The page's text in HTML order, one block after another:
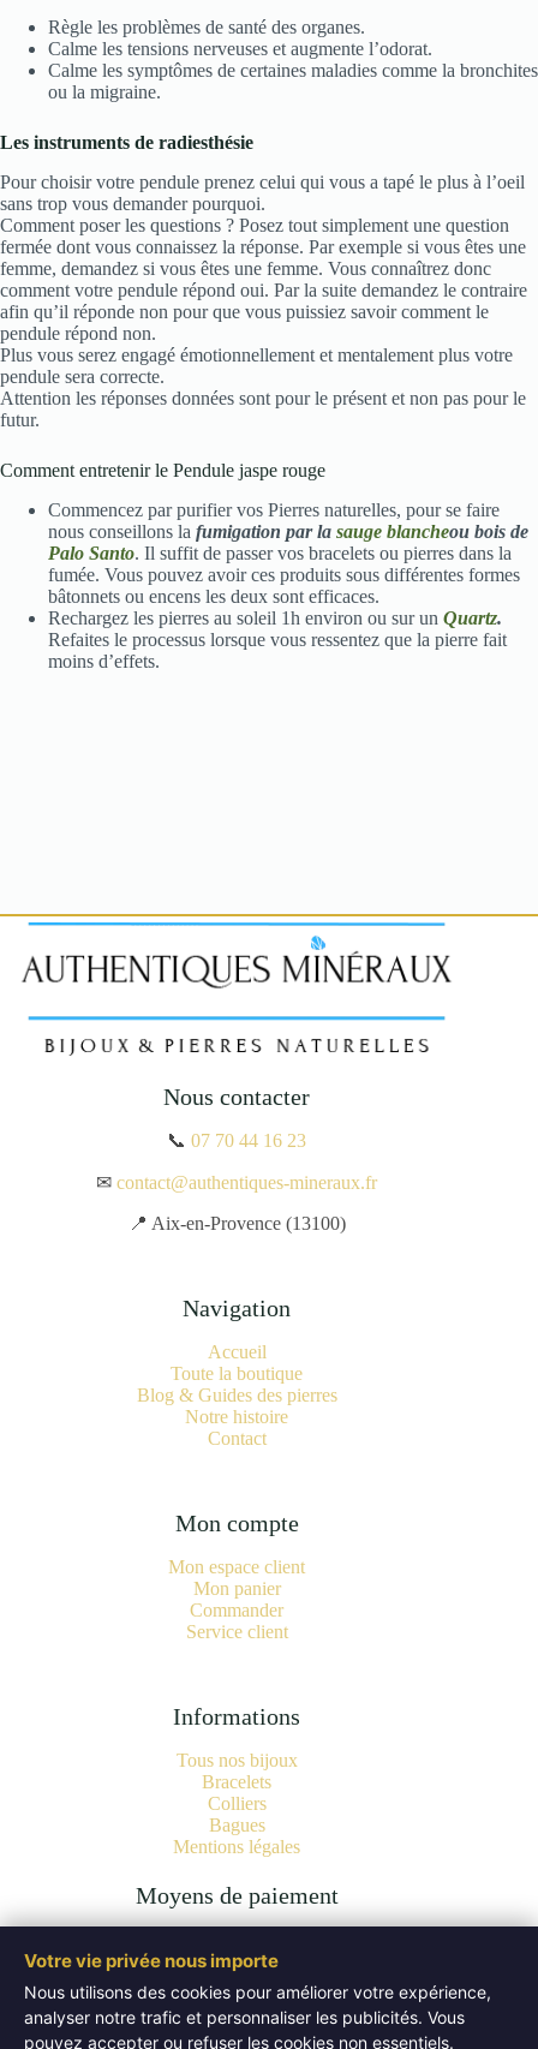
Règle les problèmes de santé des organes.
Calme les tensions nerveuses et augmente l’odorat.
Calme les symptômes de certaines maladies comme la bronchites
ou la migraine.
Les instruments de radiesthésie
Pour choisir votre pendule prenez celui qui vous a tapé le plus à l’oeil
sans trop vous demander pourquoi.
Comment poser les questions ? Posez tout simplement une question
fermée dont vous connaissez la réponse. Par exemple si vous êtes une
femme, demandez si vous êtes une femme. Vous connaîtrez donc
comment votre pendule répond oui. Par la suite demandez le contraire
afin qu’il réponde non pour que vous puissiez savoir comment le
pendule répond non.
Plus vous serez engagé émotionnellement et mentalement plus votre
pendule sera correcte.
Attention les réponses données sont pour le présent et non pas pour le
futur.
Comment entretenir le Pendule jaspe rouge
Commencez par purifier vos Pierres naturelles, pour se faire
nous conseillons la fumigation par la sauge blancheou bois de
Palo Santo. Il suffit de passer vos bracelets ou pierres dans la
fumée. Vous pouvez avoir ces produits sous différentes formes
bâtonnets ou encens les deux sont efficaces.
Rechargez les pierres au soleil 1h environ ou sur un Quartz.
Refaites le processus lorsque vous ressentez que la pierre fait
moins d’effets.
Nous contacter
📞07 70 44 16 23
✉contact@authentiques-mineraux.fr
📍 Aix-en-Provence (13100)
Navigation
Accueil
Toute la boutique
Blog & Guides des pierres
Notre histoire
Contact
Mon compte
Mon espace client
Mon panier
Commander
Service client
Informations
Tous nos bijoux
Bracelets
Colliers
Bagues
Mentions légales
Moyens de paiement
Copyright © 2026 Bijoux Pierres Naturelles | Lithothérapie -
Authentiques Minéraux - WordPress Theme byCreative
Votre vie privée nous importe
Nous utilisons des cookies pour améliorer votre expérience,
analyser notre trafic et personnaliser les publicités. Vous
pouvez accepter ou refuser les cookies non essentiels.